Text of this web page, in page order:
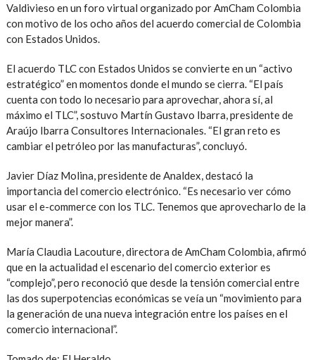
Valdivieso en un foro virtual organizado por AmCham Colombia
con motivo de los ocho años del acuerdo comercial de Colombia
con Estados Unidos.
El acuerdo TLC con Estados Unidos se convierte en un “activo
estratégico” en momentos donde el mundo se cierra. “El país
cuenta con todo lo necesario para aprovechar, ahora sí, al
máximo el TLC”, sostuvo Martín Gustavo Ibarra, presidente de
Araújo Ibarra Consultores Internacionales. “El gran reto es
cambiar el petróleo por las manufacturas”, concluyó.
Javier Díaz Molina, presidente de Analdex, destacó la
importancia del comercio electrónico. “Es necesario ver cómo
usar el e-commerce con los TLC. Tenemos que aprovecharlo de la
mejor manera”.
María Claudia Lacouture, directora de AmCham Colombia, afirmó
que en la actualidad el escenario del comercio exterior es
“complejo”, pero reconoció que desde la tensión comercial entre
las dos superpotencias económicas se veía un “movimiento para
la generación de una nueva integración entre los países en el
comercio internacional”.